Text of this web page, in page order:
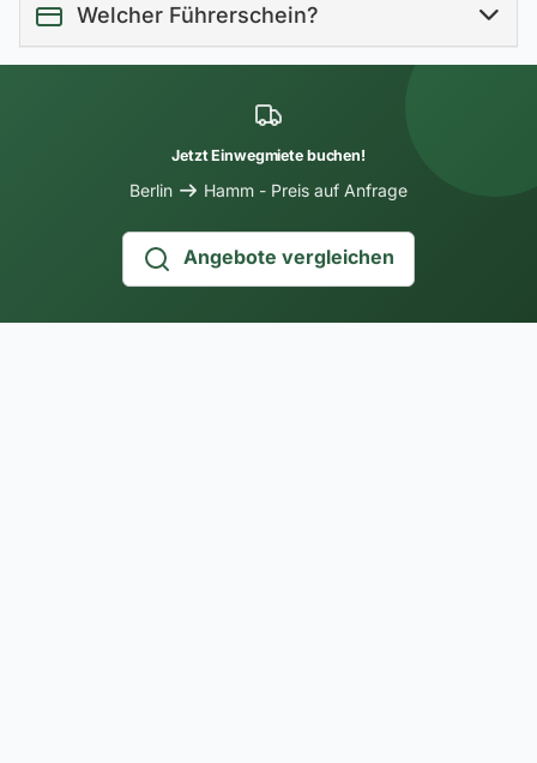
Welcher Führerschein?
Jetzt Einwegmiete buchen!
Berlin Hamm - Preis auf Anfrage
Angebote vergleichen